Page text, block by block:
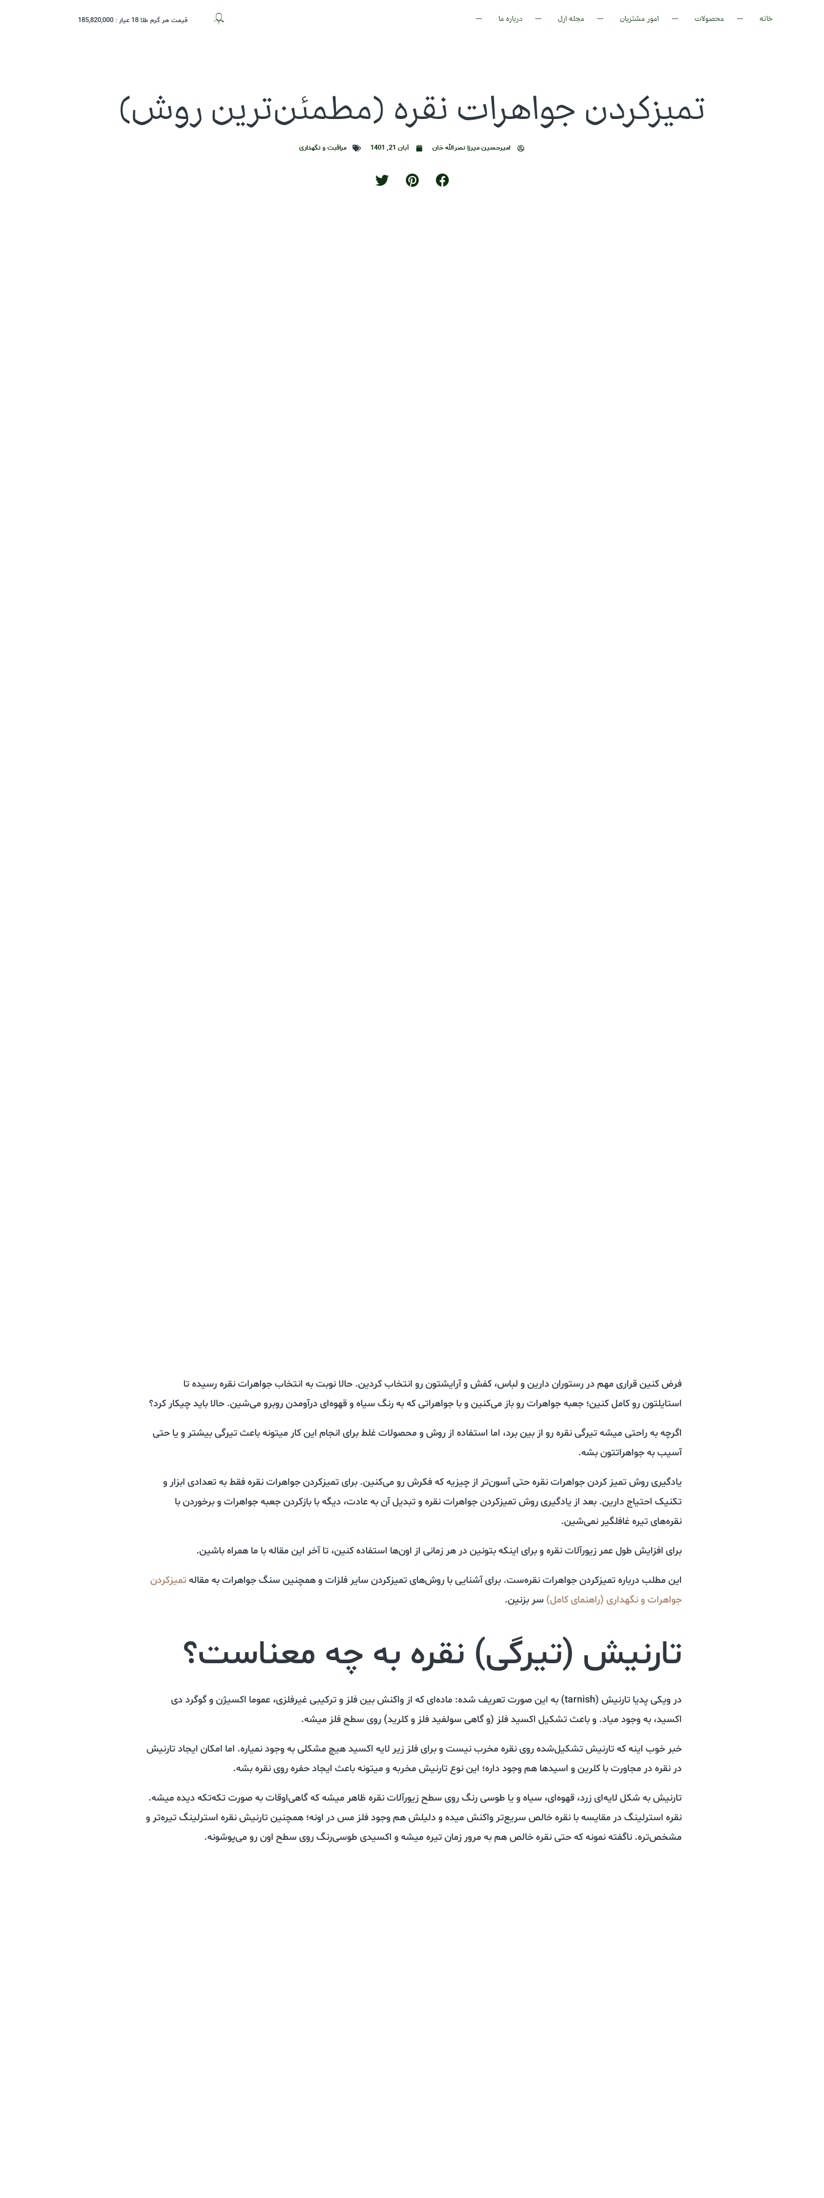
خانه محصولات امور مشتریان مجله ارل درباره ما حساب کاربریقیمت هر گرم طلا 18 عیار : 185,820,000
تمیز‌کردن جواهرات نقره (مطمئن‌ترین روش)
امیرحسین میرزا نصرالله خان آبان 21, 1401 مراقبت و نگهداری
فرض کنین قراری مهم در رستوران دارین و لباس، کفش و آرایشتون رو انتخاب کردین. حالا نوبت به انتخاب جواهرات نقره رسیده تا
استایلتون رو کامل کنین؛ جعبه جواهرات رو باز می‌کنین و با جواهراتی که به رنگ سیاه و قهوه‌ای در‌آومدن روبرو می‌شین. حالا باید چیکار کرد؟
اگرچه به راحتی میشه تیرگی نقره رو از بین برد، اما استفاده از روش و محصولات غلط برای انجام این کار میتونه باعث تیرگی بیشتر و یا حتی
آسیب به جواهراتتون بشه.
یادگیری روش تمیز کردن جواهرات نقره حتی آسون‌تر از چیزیه که فکرش رو می‌کنین. برای تمیز‌کردن جواهرات نقره فقط به تعدادی ابزار و
تکنیک احتیاج دارین. بعد از یاد‌گیری روش تمیز‌کردن جواهرات نقره و تبدیل آن به عادت، دیگه با باز‌کردن جعبه جواهرات و بر‌خوردن با
نقره‌های تیره غافلگیر نمی‌شین.
برای افزایش طول عمر زیور‌آلات نقره و برای اینکه بتونین در هر زمانی از اون‌ها استفاده کنین، تا آخر این مقاله با ما همراه باشین.
این مطلب درباره تمیز‌کردن جواهرات نقره‌ست. برای آشنایی با روش‌های تمیز‌کردن سایر فلزات و همچنین سنگ جواهرات به مقالهتمیز‌کردن
جواهرات و نگهداری (راهنمای کامل) سر بزنین.
تارنیش (تیرگی) نقره به چه معناست؟
در ویکی پدیا تارنیش (tarnish) به این صورت تعریف شده: ماده‌ای که از واکنش بین فلز و ترکیبی غیر‌فلزی، عموما اکسیژن و گوگرد دی
اکسید، به وجود میاد. و باعث تشکیل اکسید فلز (و گاهی سولفید فلز و کلرید) روی سطح فلز میشه.
خبر خوب اینه که تارنیش تشکیل‌شده روی نقره مخرب نیست و برای فلز زیر لایه اکسید هیچ مشکلی به وجود نمیاره. اما امکان ایجاد تارنیش
در نقره در مجاورت با کلرین و اسید‌ها هم وجود داره؛ این نوع تارنیش مخربه و میتونه باعث ایجاد حفره روی نقره بشه.
تارنیش به شکل لایه‌ای زرد، قهوه‌ای، سیاه و یا طوسی رنگ روی سطح زیور‌آلات نقره ظاهر میشه که گاهی‌اوقات به صورت تکه‌تکه دیده میشه.
نقره استرلینگ در مقایسه با نقره خالص سریع‌تر واکنش میده و دلیلش هم وجود فلز مس در اونه؛ همچنین تارنیش نقره استرلینگ تیره‌تر و
مشخص‌تره. نا‌گفته نمونه که حتی نقره خالص هم به مرور زمان تیره میشه و اکسیدی طوسی‌رنگ روی سطح اون رو می‌پوشونه.